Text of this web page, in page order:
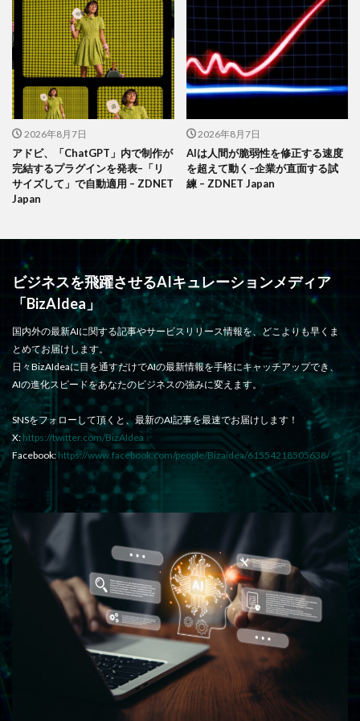
2026年8月7日
アドビ、「ChatGPT」内で制作が
完結するプラグインを発表–「リ
サイズして」で自動適用 – ZDNET
Japan
2026年8月7日
AIは人間が脆弱性を修正する速度
を超えて動く–企業が直面する試
練 – ZDNET Japan
ビジネスを飛躍させるAIキュレーションメディア
「BizAIdea」
国内外の最新AIに関する記事やサービスリリース情報を、どこよりも早くま
とめてお届けします。
日々BizAIdeaに目を通すだけでAIの最新情報を手軽にキャッチアップでき、
AIの進化スピードをあなたのビジネスの強みに変えます。
SNSをフォローして頂くと、最新のAI記事を最速でお届けします！
X: https://twitter.com/BizAIdea
Facebook: https://www.facebook.com/people/Bizaidea/61554218505638/